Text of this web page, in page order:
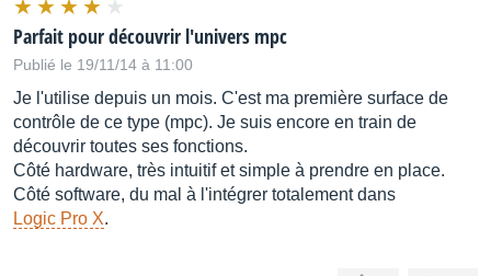
Parfait pour découvrir l'univers mpc
Publié le 19/11/14 à 11:00
Je l'utilise depuis un mois. C'est ma première surface de
contrôle de ce type (mpc). Je suis encore en train de
découvrir toutes ses fonctions.
Côté hardware, très intuitif et simple à prendre en place.
Côté software, du mal à l'intégrer totalement dans
Logic Pro X.